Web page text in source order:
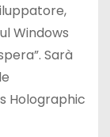
Windows
Sarà
Holographic